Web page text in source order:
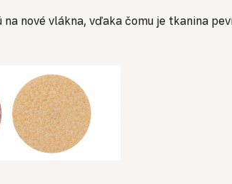
nové vlákna, vďaka čomu je tkanina